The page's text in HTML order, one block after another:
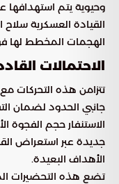
وحيوية يتم استهدافها
القيادة العسكرية سلاح
الهجمات المخطط لها
الاحتمالات
تتزامن هذه التحركات
جانبي الحدود لضمان
الاستنفار حجم الفجوة
جديدة عبر استعراض
الأهداف البعيدة.
تضع هذه التحضيرات